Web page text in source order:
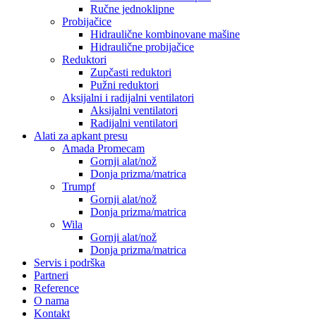
Ručne jednoklipne
Probijačice
Hidraulične kombinovane mašine
Hidraulične probijačice
Reduktori
Zupčasti reduktori
Pužni reduktori
Aksijalni i radijalni ventilatori
Aksijalni ventilatori
Radijalni ventilatori
Alati za apkant presu
Amada Promecam
Gornji alat/nož
Donja prizma/matrica
Trumpf
Gornji alat/nož
Donja prizma/matrica
Wila
Gornji alat/nož
Donja prizma/matrica
Servis i podrška
Partneri
Reference
O nama
Kontakt